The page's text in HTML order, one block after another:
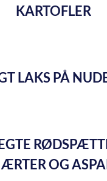
KARTOFLER
LAKS PÅ
OG